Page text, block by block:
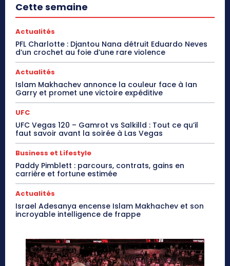
Cette semaine
Actualités
PFL Charlotte : Djantou Nana détruit Eduardo Neves
d’un crochet au foie d’une rare violence
Actualités
Islam Makhachev annonce la couleur face à Ian
Garry et promet une victoire expéditive
UFC
UFC Vegas 120 – Gamrot vs Salkilld : Tout ce qu’il
faut savoir avant la soirée à Las Vegas
Business et Lifestyle
Paddy Pimblett : parcours, contrats, gains en
carrière et fortune estimée
Actualités
Israel Adesanya encense Islam Makhachev et son
incroyable intelligence de frappe